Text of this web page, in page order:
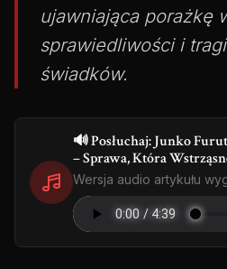
ujawniająca porażkę
sprawiedliwości i
świadków.
🔊 Posłuchaj: Junko
– Sprawa, Która
Wersja audio artykułu